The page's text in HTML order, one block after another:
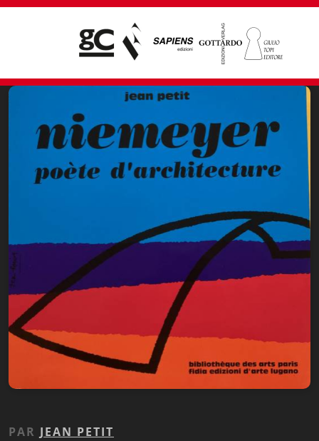
PAR JEAN PETIT
Giampiero Casagrande editore
Biblioteca letteraria Nord-Sud
Attualità & Studi
Cymbae